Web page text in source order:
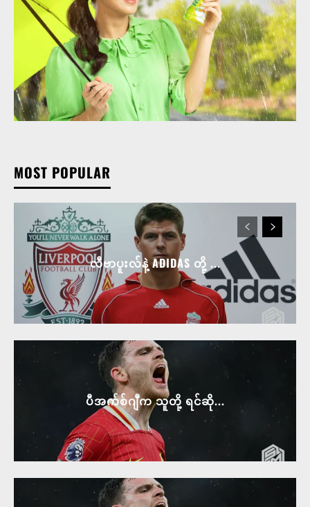
MOST POPULAR
လီဗာပူးလ်နဲ့ ADIDAS တို့ ...
ပီအက်စ်ဂျီက သူတို့ ရင်ဆို...